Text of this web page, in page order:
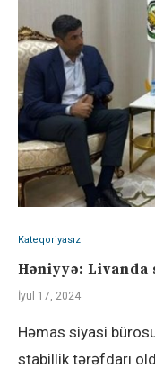
Kateqoriyasız
Həniyyə:
İyul 17, 2024
Həmas siyasi
stabillik tərəfdarı